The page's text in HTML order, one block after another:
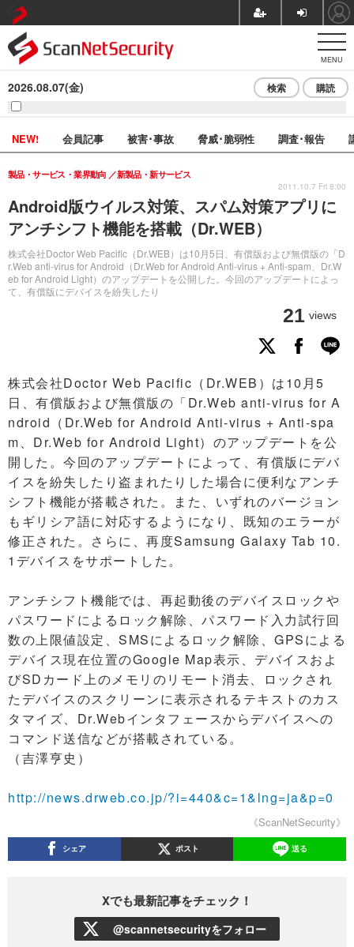
MENU
2026.08.07(金) 検索 購読
NEW! 会員記事 被害･事故 脅威･脆弱性 調査･報告
Android版ウイルス対策、スパム対策アプリに
アンチシフト機能を搭載（Dr.WEB）
株式会社Doctor Web Pacific（Dr.WEB）は10月5日、有償版および無償版の「D
r.Web anti-virus for Android（Dr.Web for Android Anti-virus + Anti-spam、Dr.W
eb for Android Light）のアップデートを公開した。今回のアップデートによっ
て、有償版にデバイスを紛失したり
製品・サービス・業界動向 新製品・新サービス
21 views
2011.10.7 Fri 8:00
株式会社Doctor Web Pacific（Dr.WEB）は10月5
日、有償版および無償版の「Dr.Web anti-virus for A
ndroid（Dr.Web for Android Anti-virus + Anti-spa
m、Dr.Web for Android Light）のアップデートを公
開した。今回のアップデートによって、有償版にデバ
イスを紛失したり盗まれたりした場合に便利なアンチ
シフト機能が搭載された。また、いずれのバージョン
もギリシア語に対応するようになり、既知のエラーが
修正された。さらに、再度Samsung Galaxy Tab 10.
1デバイスをサポートした。
アンチシフト機能では、再起動後のデバイスロックや
パスワードによるロック解除、パスワード入力試行回
数の上限値設定、SMSによるロック解除、GPSによる
デバイス現在位置のGoogle Map表示、デバイスおよ
びSDカード上のメモリのリモート消去、ロックされ
たデバイスのスクリーンに表示されるテキストのカス
タマイズ、Dr.Webインタフェースからデバイスへの
コマンド送信などが搭載されている。
（吉澤亨史）
http://news.drweb.co.jp/?i=440&c=1&lng=ja&p=0
《ScanNetSecurity》
シェア ポスト 送る
Xでも最新記事をチェック！
@scannetsecurityをフォロー